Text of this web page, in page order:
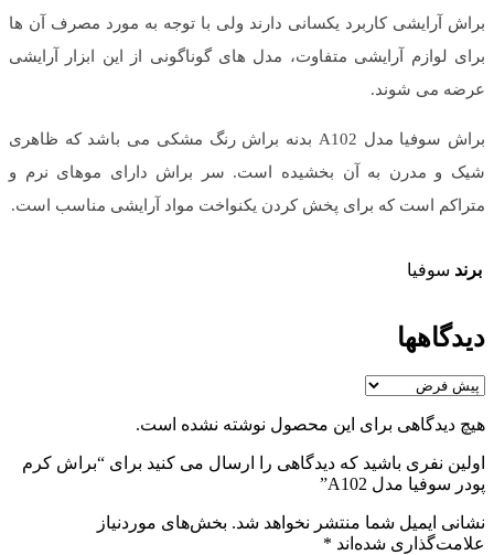
براش آرایشی کاربرد یکسانی دارند ولی با توجه به مورد مصرف آن ها
برای لوازم آرایشی متفاوت، مدل های گوناگونی از این ابزار آرایشی
عرضه می شوند.
براش سوفیا مدل A102 بدنه براش رنگ مشکی می باشد که ظاهری
شیک و مدرن به آن بخشیده است. سر براش دارای موهای نرم و
متراکم است که برای پخش کردن یکنواخت مواد آرایشی مناسب است.
برند سوفیا
دیدگاهها
هیچ دیدگاهی برای این محصول نوشته نشده است.
اولین نفری باشید که دیدگاهی را ارسال می کنید برای “براش کرم
پودر سوفیا مدل A102”
نشانی ایمیل شما منتشر نخواهد شد. بخش‌های موردنیاز
علامت‌گذاری شده‌اند *